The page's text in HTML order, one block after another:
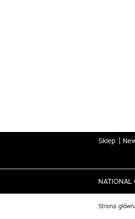
Sklep
NATIONAL
Strona